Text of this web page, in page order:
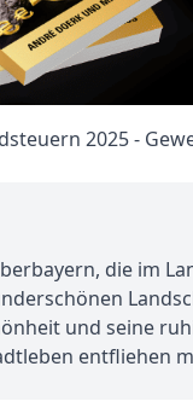
die im
und seine
entfliehen